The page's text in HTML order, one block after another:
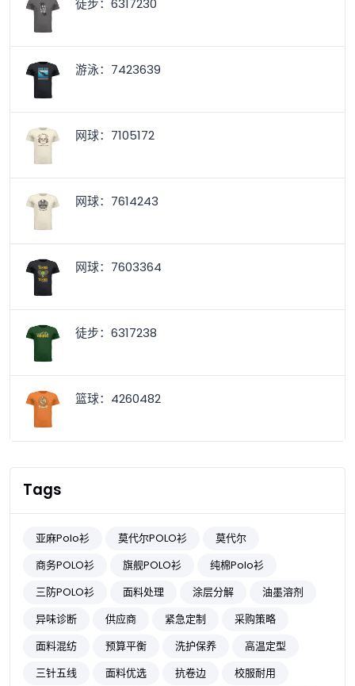
徒步：6317230
游泳：7423639
网球：7105172
网球：7614243
网球：7603364
徒步：6317238
篮球：4260482
Tags
亚麻Polo衫 莫代尔POLO衫
莫代尔
商务POLO衫
旗舰POLO衫
纯棉Polo衫
三防POLO衫
面料处理 涂层分解
油墨溶剂
异味诊断
供应商 紧急定制
采购策略
面料混纺
预算平衡 洗护保养
高温定型
三针五线
面料优选 抗卷边
校服耐用